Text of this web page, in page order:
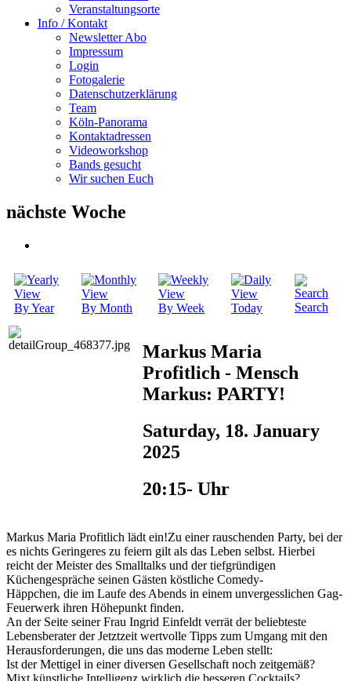
Veranstaltungsorte
Info / Kontakt
Newsletter Abo
Impressum
Login
Fotogalerie
Datenschutzerklärung
Team
Köln-Panorama
Kontaktadressen
Videoworkshop
Bands gesucht
Wir suchen Euch
nächste Woche
By Year By Month By Week Today Search
Markus Maria
Profitlich - Mensch
Markus: PARTY!
Saturday, 18. January
2025
20:15- Uhr
Markus Maria Profitlich lädt ein!Zu einer rauschenden Party, bei der
es nichts Geringeres zu feiern gilt als das Leben selbst. Hierbei
reicht der Meister des Smalltalks und der tiefgründigen
Küchengespräche seinen Gästen köstliche Comedy-
Häppchen, die im Laufe des Abends in einem unvergesslichen Gag-
Feuerwerk ihren Höhepunkt finden.
An der Seite seiner Frau Ingrid Einfeldt verrät der beliebteste
Lebensberater der Jetztzeit wertvolle Tipps zum Umgang mit den
Herausforderungen, die uns das moderne Leben stellt:
Ist der Mettigel in einer diversen Gesellschaft noch zeitgemäß?
Mixt künstliche Intelligenz wirklich die besseren Cocktails?